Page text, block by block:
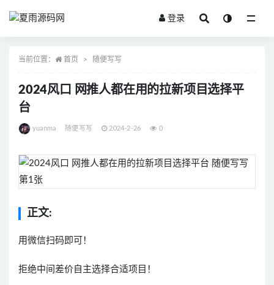
登录
当前位置： 首页 随便写写
2024风口 网推人都在用的拉新项目选择平
台
yuanma 随便写写 2024-2-26 0
正文:
用微信扫码即可！
拒绝中间差价自主选择合适项目！